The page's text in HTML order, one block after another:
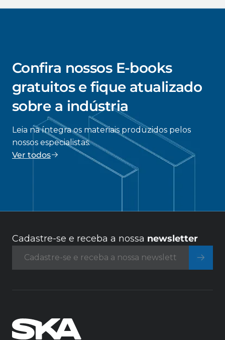
Confira nossos E-books
gratuitos e fique atualizado
sobre a indústria
Leia na íntegra os materiais produzidos pelos
nossos especialistas.
Ver todos
Cadastre-se e receba a nossa newsletter